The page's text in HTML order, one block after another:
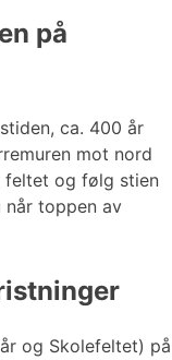
på
ca. 400 år
mot nord
feltet og følg stien
toppen av
og Skolefeltet) på